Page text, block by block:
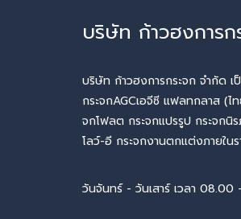
บริษัท ก้าวฮงการ
บริษัท ก้าวฮงการกระจก จำกัด เ
กระจกAGCเอจีซี แฟลทกลาส (ไ
จกโฟลต กระจกแปรรูป กระจกนิ
โลว์-อี กระจกงานตกแต่งภายใน
วันจันทร์ - วันเสาร์ เวลา 08.00